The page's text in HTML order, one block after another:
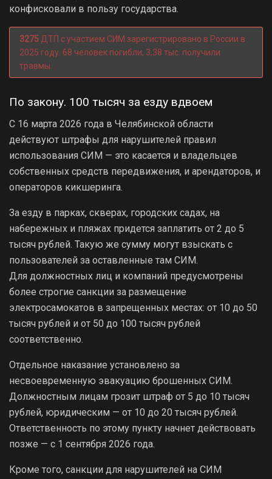
конфисковали в пользу государства.
3275 ДТП с участием СИМ зарегистрировано в России в
2025 году. 68 человек погибли, 3,38 тыс. получили
травмы.
По закону. 100 тысяч за езду вдвоем
С 16 марта 2026 года в Челябинской области
действуют штрафы для нарушителей правил
использования СИМ — это касается и владельцев
собственных средств передвижения, и арендаторов, и
операторов кикшеринга.
За езду в парках, скверах, городских садах, на
набережных и пляжах придется заплатить от 2 до 5
тысяч рублей. Такую же сумму могут взыскать с
пользователей за оставленные там СИМ.
Для должностных лиц и компаний предусмотрены
более строгие санкции за размещение
электросамокатов в запрещенных местах: от 10 до 50
тысяч рублей и от 50 до 100 тысяч рублей
соответственно.
Отдельное наказание установлено за
несвоевременную эвакуацию брошенных СИМ.
Должностным лицам грозит штраф от 5 до 10 тысяч
рублей, юридическим — от 10 до 20 тысяч рублей.
Ответственность по этому пункту начнет действовать
позже — с 1 сентября 2026 года.
Кроме того, санкции для нарушителей на СИМ